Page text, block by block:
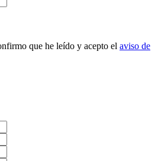
que he leído y acepto el aviso de